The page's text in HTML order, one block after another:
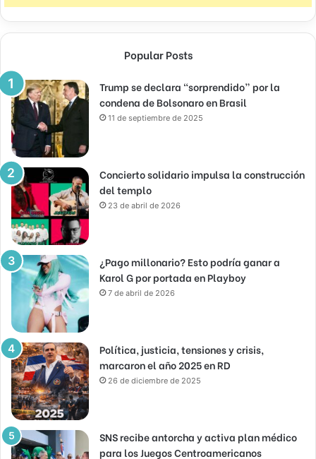
Popular Posts
Trump se declara “sorprendido” por la
condena de Bolsonaro en Brasil
11 de septiembre de 2025
Concierto solidario impulsa la construcción
del templo
23 de abril de 2026
¿Pago millonario? Esto podría ganar a
Karol G por portada en Playboy
7 de abril de 2026
Política, justicia, tensiones y crisis,
marcaron el año 2025 en RD
26 de diciembre de 2025
SNS recibe antorcha y activa plan médico
para los Juegos Centroamericanos